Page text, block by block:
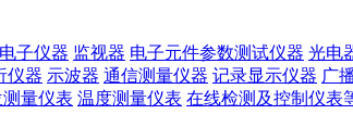
子仪器 监视器 电子元件参数测试仪器 光电
仪器 示波器 通信测量仪器 记录显示仪器 广
量仪表 温度测量仪表 在线检测及控制仪表